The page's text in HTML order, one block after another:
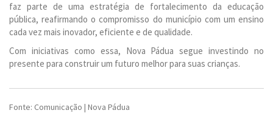
faz parte de uma estratégia de fortalecimento da educação
pública, reafirmando o compromisso do município com um ensino
cada vez mais inovador, eficiente e de qualidade.
Com iniciativas como essa, Nova Pádua segue investindo no
presente para construir um futuro melhor para suas crianças.
Fonte: Comunicação | Nova Pádua